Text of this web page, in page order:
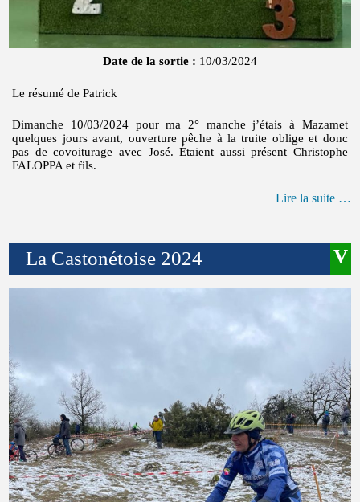
Date de la sortie : 10/03/2024
Le résumé de Patrick
Dimanche 10/03/2024 pour ma 2° manche j’étais à Mazamet
quelques jours avant, ouverture pêche à la truite oblige et donc
pas de covoiturage avec José. Étaient aussi présent Christophe
FALOPPA et fils.
Lire la suite …
La Castonétoise 2024